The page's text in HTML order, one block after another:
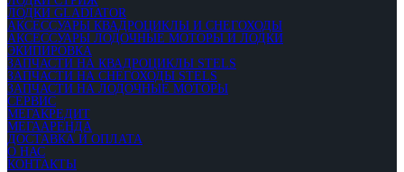
ЛОДКИ GLADIATOR
АКСЕССУАРЫ КВАДРОЦИКЛЫ И СНЕГОХОДЫ
АКСЕССУАРЫ ЛОДОЧНЫЕ МОТОРЫ И ЛОДКИ
ЭКИПИРОВКА
ЗАПЧАСТИ НА КВАДРОЦИКЛЫ STELS
ЗАПЧАСТИ НА СНЕГОХОДЫ STELS
ЗАПЧАСТИ НА ЛОДОЧНЫЕ МОТОРЫ
СЕРВИС
МЕГАКРЕДИТ
МЕГААРЕНДА
ДОСТАВКА И ОПЛАТА
О НАС
КОНТАКТЫ